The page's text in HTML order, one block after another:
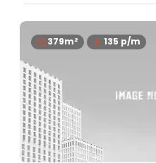
379m² 135 p/m